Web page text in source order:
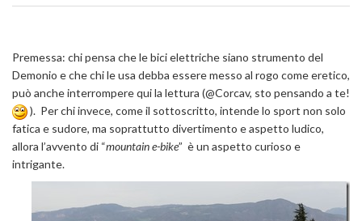
Premessa: chi pensa che le bici elettriche siano strumento del
Demonio e che chi le usa debba essere messo al rogo come eretico,
può anche interrompere qui la lettura (@Corcav, sto pensando a te!
). Per chi invece, come il sottoscritto, intende lo sport non solo
fatica e sudore, ma soprattutto divertimento e aspetto ludico,
allora l’avvento di “mountain e-bike” è un aspetto curioso e
intrigante.